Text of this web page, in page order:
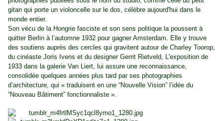
gitan qui porte un violoncelle sur le dos, célèbre aujourd'hui dans le
monde entier.
Son vécu de la Hongrie fasciste et son sens politique la poussent à
quitter Berlin à l’automne 1932 pour gagner Amsterdam. Elle y trouve
des soutiens auprès des cercles qui gravitent autour de Charley Toorop,
du cinéaste Joris Ivens et du designer Gerrit Rietveld, L'exposition de
1933 dans la galerie Van Liert, lui assure une reconnaissance,
consolidée quelques années plus tard par ses photographies
d’architecture, qui « traduisent en une “Nouvelle Vision” l’idée du
“Nouveau Bâtiment” fonctionnaliste ».